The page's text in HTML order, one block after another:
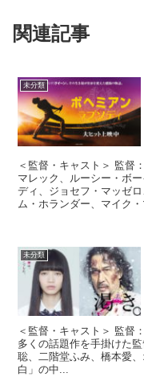
関連記事
未分類
＜監督・キャスト＞ 監督
マレック、ルーシー・ボ
ディ、ジョセフ・マッゼ
ム・ホランダー、マイク
未分類
＜監督・キャスト＞ 監督
多くの話題作を手掛けた
聡、二階堂ふみ、橋本愛
白」の中...